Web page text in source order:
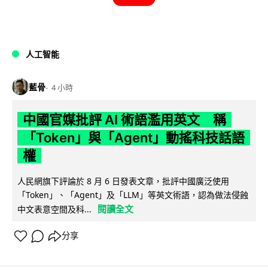
人工智能
藍骨 4 小時
中國官媒批評 AI 術語濫用英文 稱
「Token」與「Agent」動搖科技話語
權
人民網旗下評論於 8 月 6 日發表文章，批評中國廣泛使用
「Token」、「Agent」及「LLM」等英文術語，認為做法侵蝕
中文表意空間及科...
閱讀全文
分享